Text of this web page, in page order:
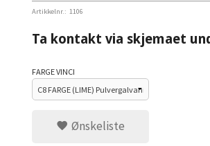
Artikkelnr.: 1106
Ta kontakt via skjemaet
FARGE VINCI
Ønskeliste